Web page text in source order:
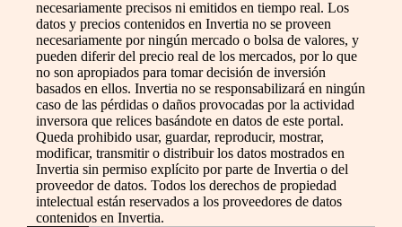
necesariamente precisos ni emitidos en tiempo real. Los
datos y precios contenidos en Invertia no se proveen
necesariamente por ningún mercado o bolsa de valores, y
pueden diferir del precio real de los mercados, por lo que
no son apropiados para tomar decisión de inversión
basados en ellos. Invertia no se responsabilizará en ningún
caso de las pérdidas o daños provocadas por la actividad
inversora que relices basándote en datos de este portal.
Queda prohibido usar, guardar, reproducir, mostrar,
modificar, transmitir o distribuir los datos mostrados en
Invertia sin permiso explícito por parte de Invertia o del
proveedor de datos. Todos los derechos de propiedad
intelectual están reservados a los proveedores de datos
contenidos en Invertia.